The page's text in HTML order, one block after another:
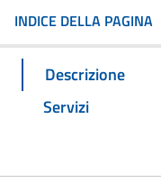
INDICE DELLA PAGINA
Descrizione
Servizi